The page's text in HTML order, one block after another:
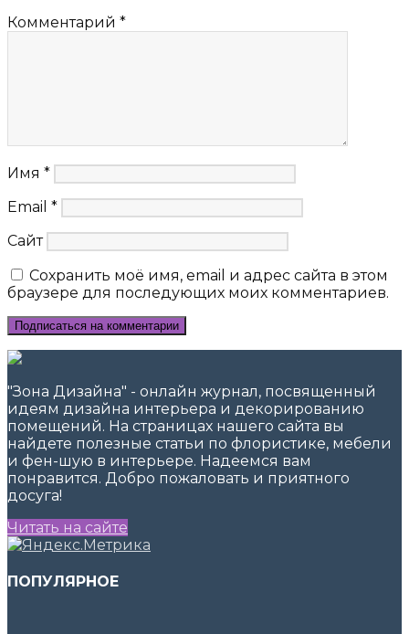
Комментарий *
Имя *
Email *
Сайт
Сохранить моё имя, email и адрес сайта в этом
браузере для последующих моих комментариев.
"Зона Дизайна" - онлайн журнал, посвященный
идеям дизайна интерьера и декорированию
помещений. На страницах нашего сайта вы
найдете полезные статьи по флористике, мебели
и фен-шую в интерьере. Надеемся вам
понравится. Добро пожаловать и приятного
досуга!
Читать на сайте
ПОПУЛЯРНОЕ